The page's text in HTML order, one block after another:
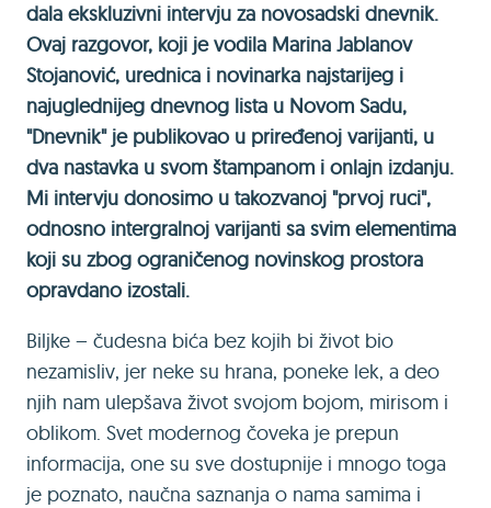
dala ekskluzivni intervju za novosadski dnevnik.
Ovaj razgovor, koji je vodila Marina Jablanov
Stojanović, urednica i novinarka najstarijeg i
najuglednijeg dnevnog lista u Novom Sadu,
"Dnevnik" je publikovao u priređenoj varijanti, u
dva nastavka u svom štampanom i onlajn izdanju.
Mi intervju donosimo u takozvanoj "prvoj ruci",
odnosno intergralnoj varijanti sa svim elementima
koji su zbog ograničenog novinskog prostora
opravdano izostali.
Biljke – čudesna bića bez kojih bi život bio
nezamisliv, jer neke su hrana, poneke lek, a deo
njih nam ulepšava život svojom bojom, mirisom i
oblikom. Svet modernog čoveka je prepun
informacija, one su sve dostupnije i mnogo toga
je poznato, naučna saznanja o nama samima i